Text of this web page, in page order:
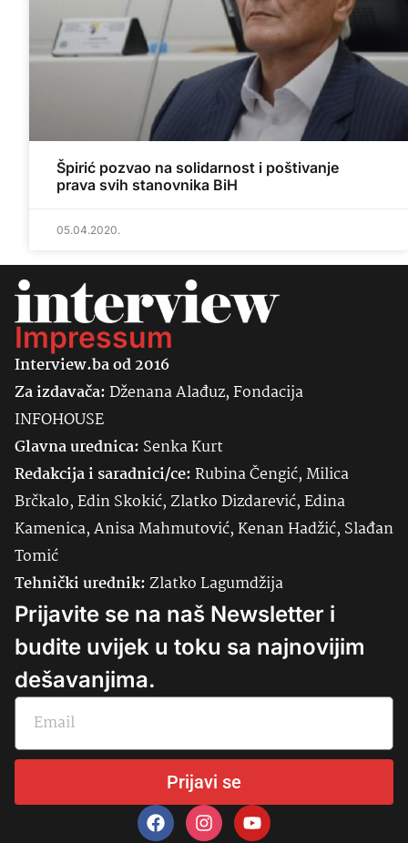
Špirić pozvao na solidarnost i poštivanje
prava svih stanovnika BiH
05.04.2020.
Impressum
Interview.ba od 2016
Za izdavača:Dženana Alađuz, Fondacija
INFOHOUSE
Glavna urednica: SenkaKurt
Redakcija i saradnici/ce:Rubina Čengić, Milica
Brčkalo, Edin Skokić, Zlatko Dizdarević, Edina
Kamenica, Anisa Mahmutović, Kenan Hadžić, Slađan
Tomić
Tehnički urednik:Zlatko Lagumdžija
Prijavite se na naš Newsletter i
budite uvijek u toku sa najnovijim
dešavanjima.
Prijavi se